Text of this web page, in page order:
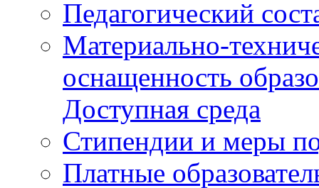
Педагогический
Материально-
оснащенность
Доступная среда
Стипендии и меры
Платные